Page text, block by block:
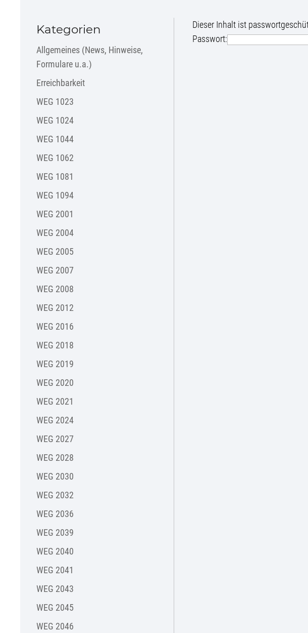
Kategorien
Allgemeines (News, Hinweise,
Formulare u.a.)
Erreichbarkeit
WEG 1023
WEG 1024
WEG 1044
WEG 1062
WEG 1081
WEG 1094
WEG 2001
WEG 2004
WEG 2005
WEG 2007
WEG 2008
WEG 2012
WEG 2016
WEG 2018
WEG 2019
WEG 2020
WEG 2021
WEG 2024
WEG 2027
WEG 2028
WEG 2030
WEG 2032
WEG 2036
WEG 2039
WEG 2040
WEG 2041
WEG 2043
WEG 2045
WEG 2046
Dieser Inhalt ist
Passwort: